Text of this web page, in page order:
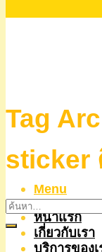
Menu
หน้าแรก
เกี่ยวกับเรา
บริการของเ
Tag
sticker